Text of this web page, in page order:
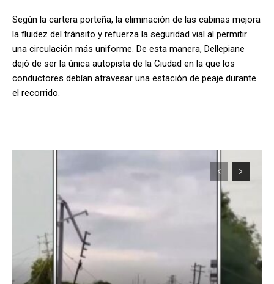
Según la cartera porteña, la eliminación de las cabinas mejora
la fluidez del tránsito y refuerza la seguridad vial al permitir
una circulación más uniforme. De esta manera, Dellepiane
dejó de ser la única autopista de la Ciudad en la que los
conductores debían atravesar una estación de peaje durante
el recorrido.